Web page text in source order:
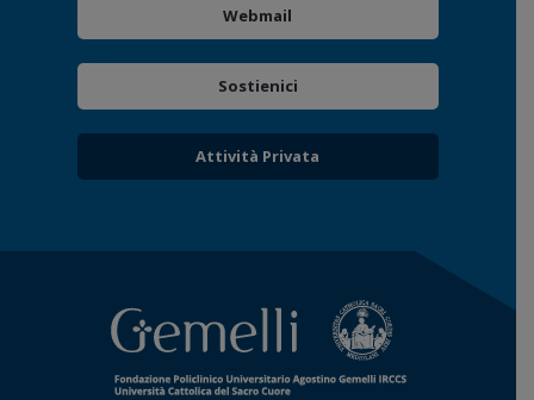
Webmail
Sostienici
Attività Privata